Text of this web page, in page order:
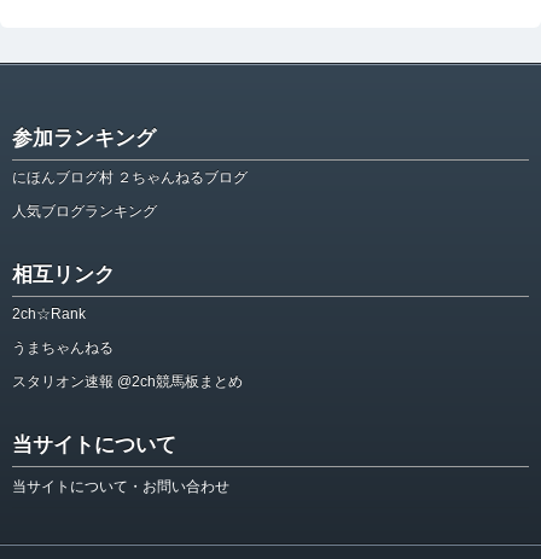
参加ランキング
にほんブログ村 ２ちゃんねるブログ
人気ブログランキング
相互リンク
2ch☆Rank
うまちゃんねる
スタリオン速報 @2ch競馬板まとめ
当サイトについて
当サイトについて・お問い合わせ